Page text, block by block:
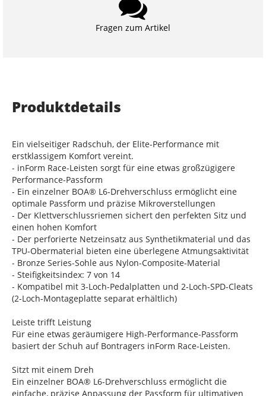
Fragen zum Artikel
Produktdetails
Ein vielseitiger Radschuh, der Elite-Performance mit
erstklassigem Komfort vereint.
- inForm Race-Leisten sorgt für eine etwas großzügigere
Performance-Passform
- Ein einzelner BOA® L6-Drehverschluss ermöglicht eine
optimale Passform und präzise Mikroverstellungen
- Der Klettverschlussriemen sichert den perfekten Sitz und
einen hohen Komfort
- Der perforierte Netzeinsatz aus Synthetikmaterial und das
TPU-Obermaterial bieten eine überlegene Atmungsaktivität
- Bronze Series-Sohle aus Nylon-Composite-Material
- Steifigkeitsindex: 7 von 14
- Kompatibel mit 3-Loch-Pedalplatten und 2-Loch-SPD-Cleats
(2-Loch-Montageplatte separat erhältlich)
Leiste trifft Leistung
Für eine etwas geräumigere High-Performance-Passform
basiert der Schuh auf Bontragers inForm Race-Leisten.
Sitzt mit einem Dreh
Ein einzelner BOA® L6-Drehverschluss ermöglicht die
einfache, präzise Anpassung der Passform für ultimativen